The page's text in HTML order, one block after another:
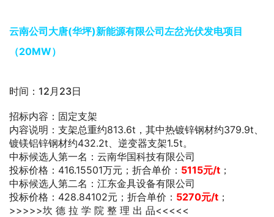
云南公司大唐(华坪)新能源有限公司左岔光伏发电项目
（20MW）
时间：12月23日
招标内容：固定支架
内容说明：支架总重约813.6t，其中热镀锌钢材约379.9t、
镀镁铝锌钢材约432.2t、逆变器支架1.5t。
中标候选人第一名：云南华国科技有限公司
投标价格：416.15501万元；折合单价： 5115元/t ；
中标候选人第二名：江东金具设备有限公司
投标价格：428.84102元；折合单价： 5270元/t ；
>>>>>坎 德 拉 学 院 整 理 出 品<<<<<